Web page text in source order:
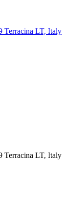
Terracina LT, Italy
Terracina LT, Italy